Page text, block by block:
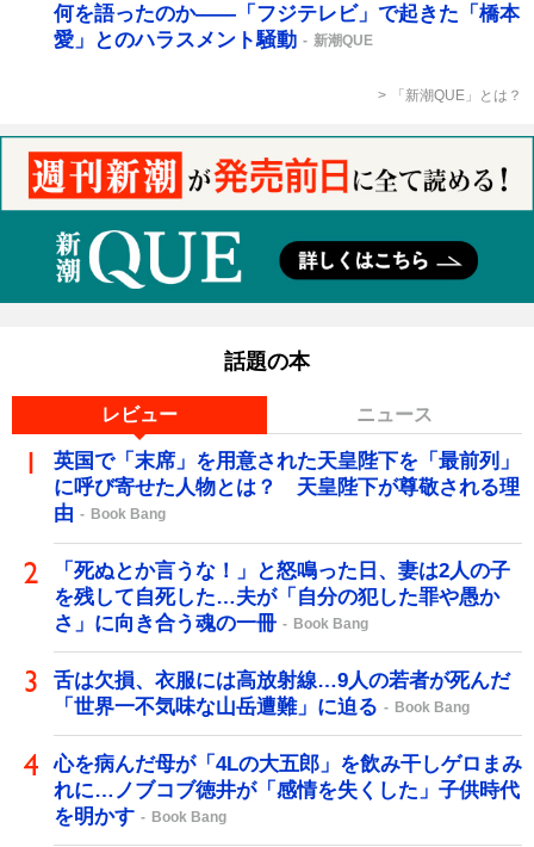
何を語ったのか――「フジテレビ」で起きた「橋本
愛」とのハラスメント騒動
新潮QUE
「新潮QUE」とは？
話題の本
レビュー ニュース
英国で「末席」を用意された天皇陛下を「最前列」
に呼び寄せた人物とは？ 天皇陛下が尊敬される理
由
Book Bang
「死ぬとか言うな！」と怒鳴った日、妻は2人の子
を残して自死した…夫が「自分の犯した罪や愚か
さ」に向き合う魂の一冊
Book Bang
舌は欠損、衣服には高放射線…9人の若者が死んだ
「世界一不気味な山岳遭難」に迫る
Book Bang
心を病んだ母が「4Lの大五郎」を飲み干しゲロまみ
れに…ノブコブ徳井が「感情を失くした」子供時代
を明かす
Book Bang